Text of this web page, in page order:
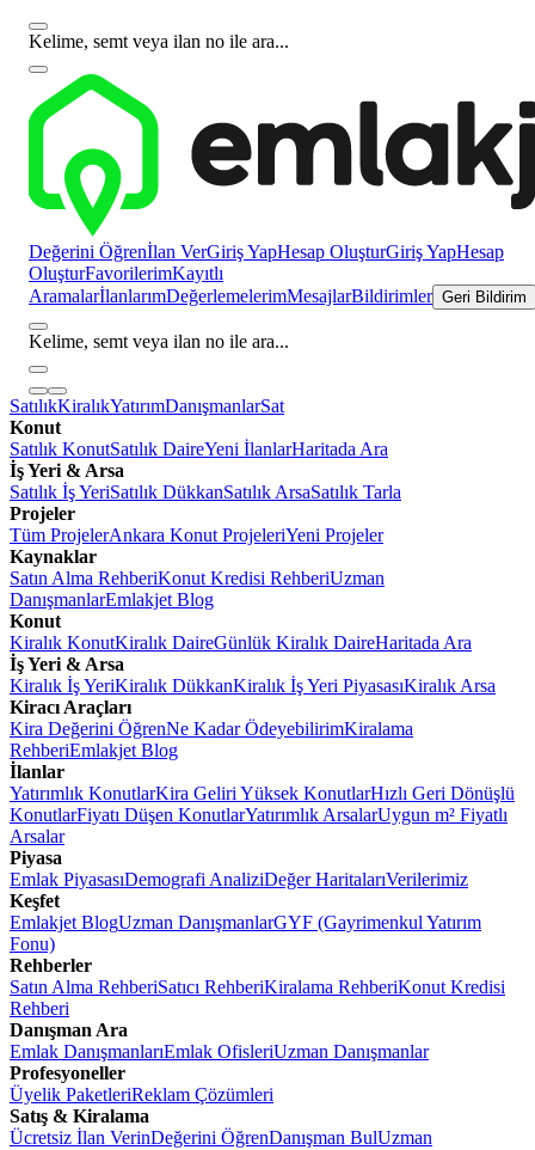
Kelime, semt veya ilan no ile ara...
Değerini Öğrenİlan VerGiriş YapHesap OluşturGiriş YapHesap
OluşturFavorilerimKayıtlı
AramalarİlanlarımDeğerlemelerimMesajlarBildirimler Geri Bildirim
Kelime, semt veya ilan no ile ara...
SatılıkKiralıkYatırımDanışmanlarSat
Konut
Satılık KonutSatılık DaireYeni İlanlarHaritada Ara
İş Yeri & Arsa
Satılık İş YeriSatılık DükkanSatılık ArsaSatılık Tarla
Projeler
Tüm ProjelerAnkara Konut ProjeleriYeni Projeler
Kaynaklar
Satın Alma RehberiKonut Kredisi RehberiUzman
DanışmanlarEmlakjet Blog
Konut
Kiralık KonutKiralık DaireGünlük Kiralık DaireHaritada Ara
İş Yeri & Arsa
Kiralık İş YeriKiralık DükkanKiralık İş Yeri PiyasasıKiralık Arsa
Kiracı Araçları
Kira Değerini ÖğrenNe Kadar ÖdeyebilirimKiralama
RehberiEmlakjet Blog
İlanlar
Yatırımlık KonutlarKira Geliri Yüksek KonutlarHızlı Geri Dönüşlü
KonutlarFiyatı Düşen KonutlarYatırımlık ArsalarUygun m² Fiyatlı
Arsalar
Piyasa
Emlak PiyasasıDemografi AnaliziDeğer HaritalarıVerilerimiz
Keşfet
Emlakjet BlogUzman DanışmanlarGYF (Gayrimenkul Yatırım
Fonu)
Rehberler
Satın Alma RehberiSatıcı RehberiKiralama RehberiKonut Kredisi
Rehberi
Danışman Ara
Emlak DanışmanlarıEmlak OfisleriUzman Danışmanlar
Profesyoneller
Üyelik PaketleriReklam Çözümleri
Satış & Kiralama
Ücretsiz İlan VerinDeğerini ÖğrenDanışman BulUzman